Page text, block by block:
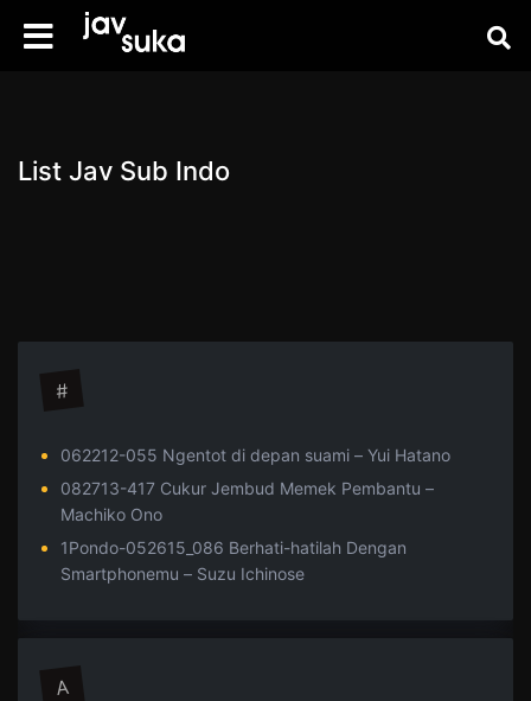
List Jav Sub Indo
#
062212-055 Ngentot di depan suami – Yui Hatano
082713-417 Cukur Jembud Memek Pembantu –
Machiko Ono
1Pondo-052615_086 Berhati-hatilah Dengan
Smartphonemu – Suzu Ichinose
A